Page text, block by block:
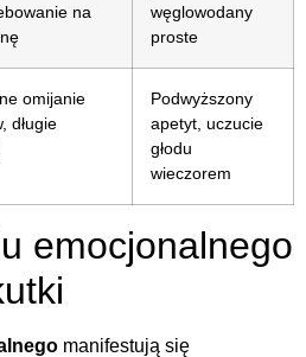
na
węglowodany
proste
omijanie
długie
Podwyższony
apetyt, uczucie
głodu
wieczorem
emocjonalnego
manifestują się